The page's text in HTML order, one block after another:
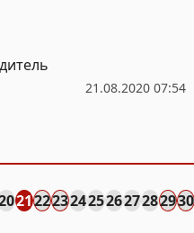
21.08.2020 07:54
21222324252627282930